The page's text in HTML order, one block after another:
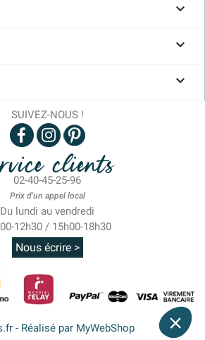



SUIVEZ-NOUS !
clients
02-40-45-25-96
Prix d'un appel local
Du lundi au vendredi
12h30 / 15h00-18h30
Nous écrire >
- Réalisé par MyWebShop